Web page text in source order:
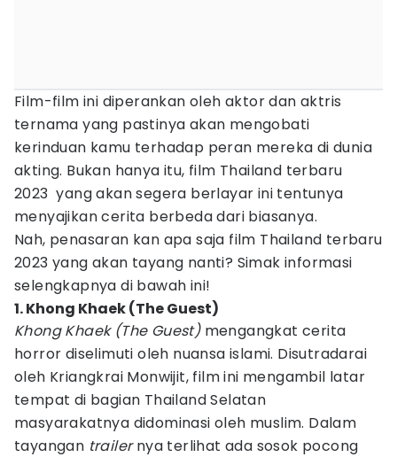
Film-film ini diperankan oleh aktor dan aktris
ternama yang pastinya akan mengobati
kerinduan kamu terhadap peran mereka di dunia
akting. Bukan hanya itu, film Thailand terbaru
2023 yang akan segera berlayar ini tentunya
menyajikan cerita berbeda dari biasanya.
Nah, penasaran kan apa saja film Thailand terbaru
2023 yang akan tayang nanti? Simak informasi
selengkapnya di bawah ini!
1. Khong Khaek (The Guest)
Khong Khaek (The Guest)mengangkat cerita
horror diselimuti oleh nuansa islami. Disutradarai
oleh Kriangkrai Monwijit, film ini mengambil latar
tempat di bagian Thailand Selatan
masyarakatnya didominasi oleh muslim. Dalam
tayangan trailernya terlihat ada sosok pocong